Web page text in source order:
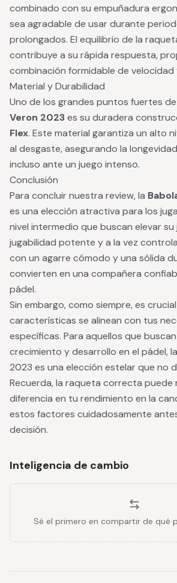
combinado con su empuñadura
sea agradable de usar durante
prolongados. El equilibrio de la
contribuye a su rápida respuesta,
combinación formidable de velocidad
Material y Durabilidad
Uno de los grandes puntos fuertes
Veron 2023es su duradera
Flex. Este material garantiza un alto
al desgaste, asegurando la
incluso ante un juego intenso.
Conclusión
Para concluir nuestra review, la
es una elección atractiva para los
nivel intermedio que buscan elevar su
jugabilidad potente y a la vez
con un agarre cómodo y una sólida
convierten en una compañera
pádel.
Sin embargo, como siempre, es
características se alinean con tus
específicas. Para aquellos que
crecimiento y desarrollo en el pádel,
2023 es una elección estelar que no
Recuerda, la raqueta correcta puede
diferencia en tu rendimiento en la
estos factores cuidadosamente
decisión.
Inteligencia de cambio
Sé el primero en compartir de qué